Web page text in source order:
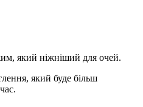
який ніжніший для очей.
який буде більш